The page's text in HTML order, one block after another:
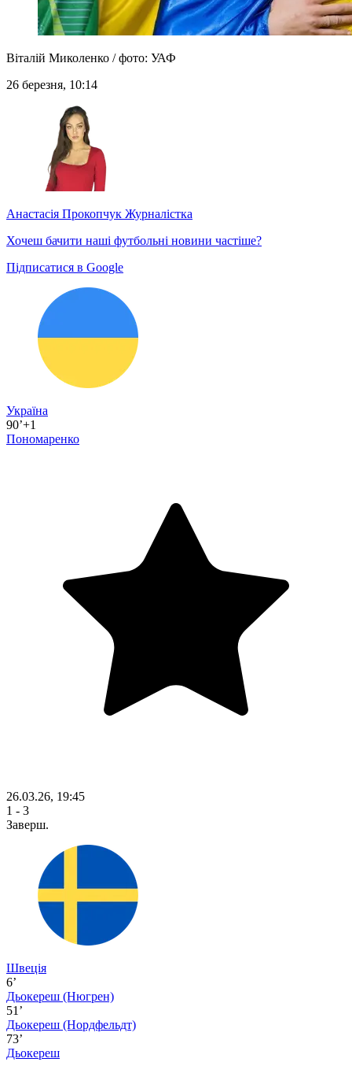
Віталій Миколенко / фото: УАФ
26 березня, 10:14
Анастасія Прокопчук Журналістка
Хочеш бачити наші футбольні новини частіше?
Підписатися в Google
Україна
90’+1
Пономаренко
26.03.26, 19:45
1 - 3
Заверш.
Швеція
6’
Дьокереш (Нюгрен)
51’
Дьокереш (Нордфельдт)
73’
Дьокереш